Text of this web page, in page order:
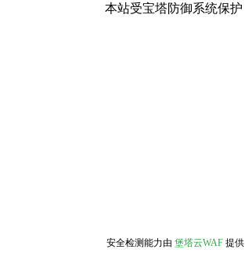
本站受宝塔防御系统保护
安全检测能力由 堡塔云WAF 提供